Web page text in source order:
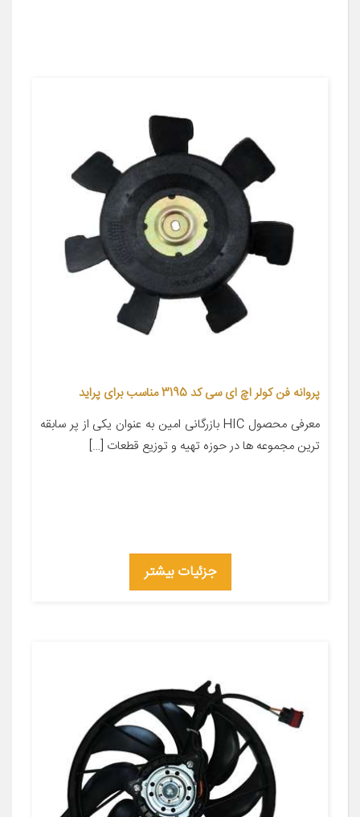
پروانه فن کولر اچ ای سی کد 3195 مناسب برای پراید
معرفی محصول HIC بازرگانی امین به عنوان یکی از پر سابقه
ترین مجموعه ها در حوزه تهیه و توزیع قطعات […]
جزئیات بیشتر